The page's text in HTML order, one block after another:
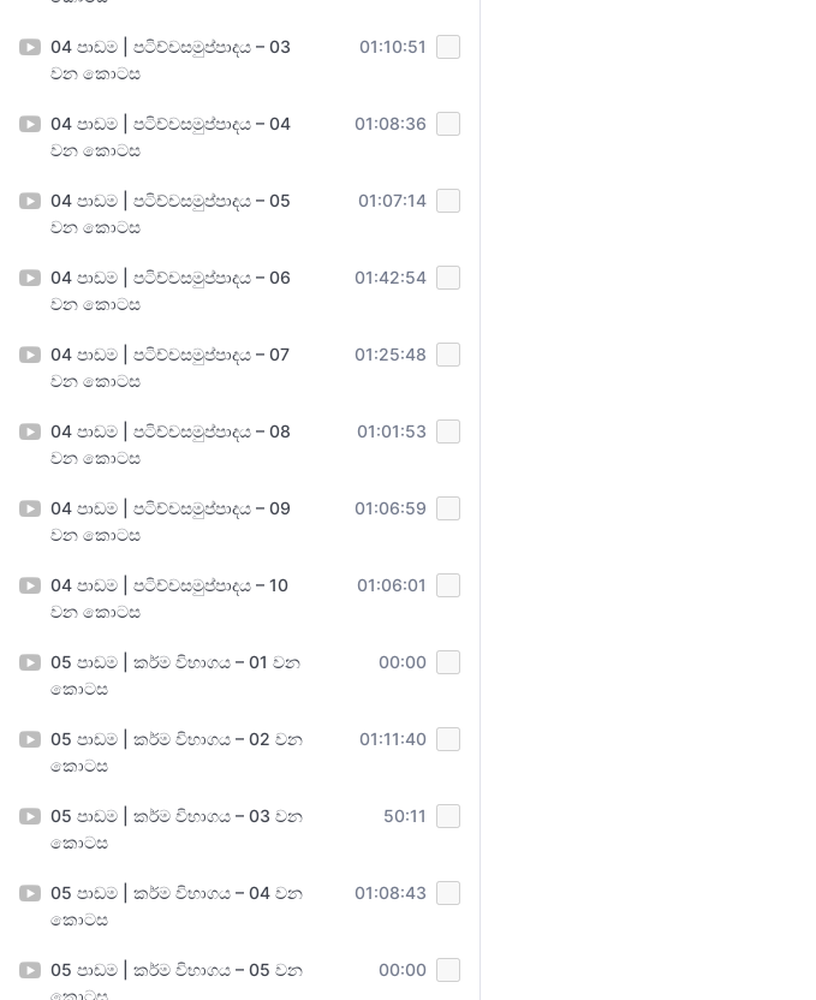
04 පාඩම | පටිච්චසමුප්පාදය – 03
වන කොටස
01:10:51
04 පාඩම | පටිච්චසමුප්පාදය – 04
වන කොටස
01:08:36
04 පාඩම | පටිච්චසමුප්පාදය – 05
වන කොටස
01:07:14
04 පාඩම | පටිච්චසමුප්පාදය – 06
වන කොටස
01:42:54
04 පාඩම | පටිච්චසමුප්පාදය – 07
වන කොටස
01:25:48
04 පාඩම | පටිච්චසමුප්පාදය – 08
වන කොටස
01:01:53
04 පාඩම | පටිච්චසමුප්පාදය – 09
වන කොටස
01:06:59
04 පාඩම | පටිච්චසමුප්පාදය – 10
වන කොටස
01:06:01
05 පාඩම | කර්ම විභාගය – 01 වන
කොටස
00:00
05 පාඩම | කර්ම විභාගය – 02 වන
කොටස
01:11:40
05 පාඩම | කර්ම විභාගය – 03 වන
කොටස
50:11
05 පාඩම | කර්ම විභාගය – 04 වන
කොටස
01:08:43
05 පාඩම | කර්ම විභාගය – 05 වන
කොටස
00:00